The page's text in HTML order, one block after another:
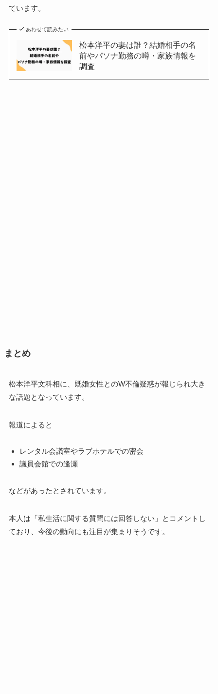
ています。
あわせて読みたい
松本洋平の妻は誰？結婚相手の名
前やパソナ勤務の噂・家族情報を
調査
まとめ
松本洋平文科相に、既婚女性とのW不倫疑惑が報じられ大き
な話題となっています。
報道によると
レンタル会議室やラブホテルでの密会
議員会館での逢瀬
などがあったとされています。
本人は「私生活に関する質問には回答しない」とコメントし
ており、今後の動向にも注目が集まりそうです。